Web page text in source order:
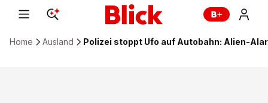
Home Ausland Polizei stoppt Ufo auf Autobahn: Alien-